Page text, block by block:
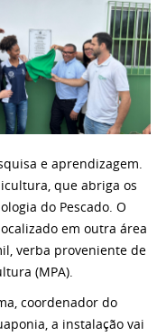
e aprendizagem.
que abriga os
do Pescado. O
em outra área
verba proveniente de
(MPA).
coordenador do
a instalação vai